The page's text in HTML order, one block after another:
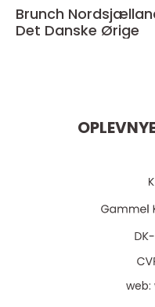
Brunch
Det Danske Ørige
web: